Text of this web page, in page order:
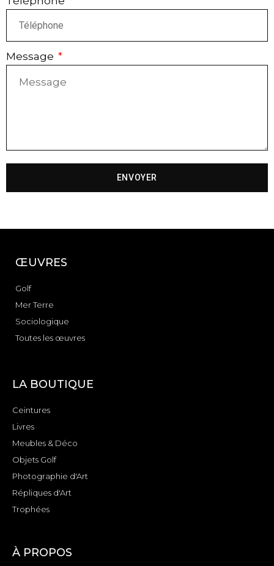
Message
ENVOYER
ŒUVRES
Golf
Mer Terre
Sociologique
Toutes les œuvres
LA BOUTIQUE
Ceintures
Livres
Meubles & Déco
Objets Golf
Photographie d'Art
Répliques d'Art
Trophées
À PROPOS